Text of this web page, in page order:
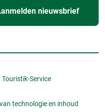
nieuwsbrief
Service
technologie en inhoud